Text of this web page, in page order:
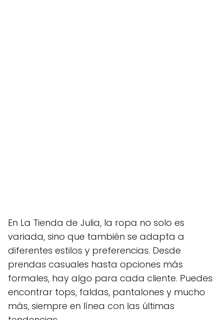
En La Tienda de Julia, la ropa no solo es
variada, sino que también se adapta a
diferentes estilos y preferencias. Desde
prendas casuales hasta opciones más
formales, hay algo para cada cliente. Puedes
encontrar tops, faldas, pantalones y mucho
más, siempre en línea con las últimas